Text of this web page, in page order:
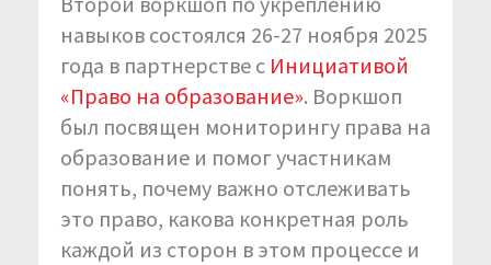
навыков состоялся 26-27 ноября 2025
года в партнерстве с Инициативой
«Право на образование». Воркшоп
был посвящен мониторингу права на
образование и помог участникам
понять, почему важно отслеживать
это право, какова конкретная роль
каждой из сторон в этом процессе и